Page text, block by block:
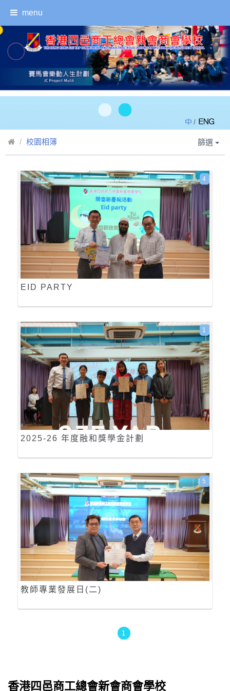
menu
/
校園相簿 篩選
EID PARTY
4
2025-26 年度融和獎學金計劃
1
教師專業發展日(二)
5
1
香港四邑商工總會新會商會學校